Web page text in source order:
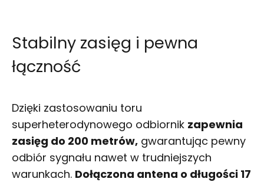
Stabilny zasięg i pewna
łączność
Dzięki zastosowaniu toru
superheterodynowego odbiornik zapewnia
zasięg do 200 metrów, gwarantując pewny
odbiór sygnału nawet w trudniejszych
warunkach. Dołączona antena o długości 17